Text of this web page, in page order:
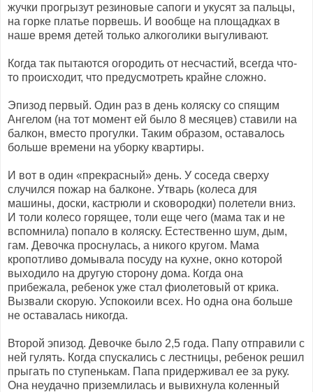
жучки прогрызут резиновые сапоги и укусят за пальцы,
на горке платье порвешь. И вообще на площадках в
наше время детей только алкоголики выгуливают.
Когда так пытаются огородить от несчастий, всегда что-
то происходит, что предусмотреть крайне сложно.
Эпизод первый. Один раз в день коляску со спящим
Ангелом (на тот момент ей было 8 месяцев) ставили на
балкон, вместо прогулки. Таким образом, оставалось
больше времени на уборку квартиры.
И вот в один «прекрасный» день. У соседа сверху
случился пожар на балконе. Утварь (колеса для
машины, доски, кастрюли и сковородки) полетели вниз.
И толи колесо горящее, толи еще чего (мама так и не
вспомнила) попало в коляску. Естественно шум, дым,
гам. Девочка проснулась, а никого кругом. Мама
кропотливо домывала посуду на кухне, окно которой
выходило на другую сторону дома. Когда она
прибежала, ребенок уже стал фиолетовый от крика.
Вызвали скорую. Успокоили всех. Но одна она больше
не оставалась никогда.
Второй эпизод. Девочке было 2,5 года. Папу отправили с
ней гулять. Когда спускались с лестницы, ребенок решил
прыгать по ступенькам. Папа придерживал ее за руку.
Она неудачно приземлилась и вывихнула коленный